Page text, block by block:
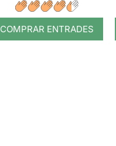
COMPRAR ENTRADES